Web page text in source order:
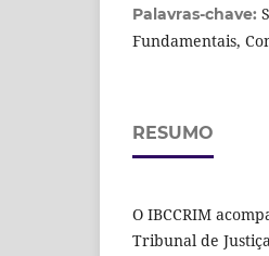
Palavras-chave:
Fundamentais,
RESUMO
O IBCCRIM
Tribunal de